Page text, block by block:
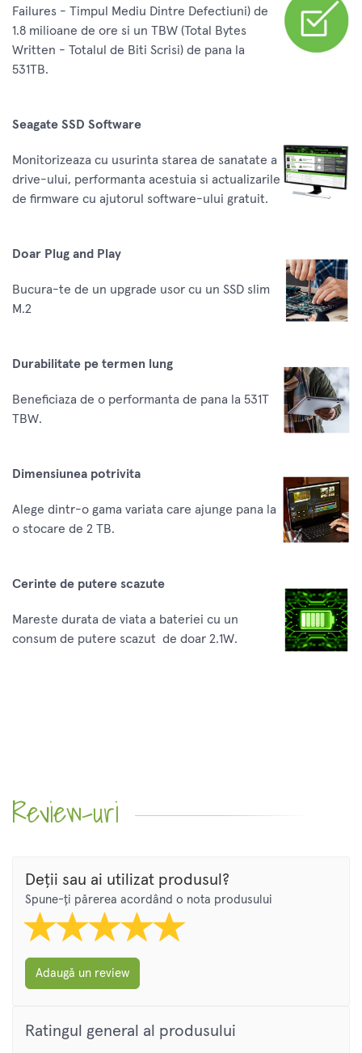
Failures - Timpul Mediu Dintre Defectiuni) de
1.8 milioane de ore si un TBW (Total Bytes
Written - Totalul de Biti Scrisi) de pana la
531TB.
Seagate SSD Software
Monitorizeaza cu usurinta starea de sanatate a
drive-ului, performanta acestuia si actualizarile
de firmware cu ajutorul software-ului gratuit.
Doar Plug and Play
Bucura-te de un upgrade usor cu un SSD slim
M.2
Durabilitate pe termen lung
Beneficiaza de o performanta de pana la 531T
TBW.
Dimensiunea potrivita
Alege dintr-o gama variata care ajunge pana la
o stocare de 2 TB.
Cerinte de putere scazute
Mareste durata de viata a bateriei cu un
consum de putere scazut de doar 2.1W.
Review-uri
Deții sau ai utilizat produsul?
Spune-ți părerea acordând o nota produsului
Adaugă un review
Ratingul general al produsului